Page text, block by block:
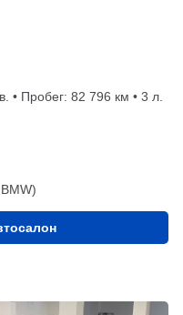
• Пробег: 82 796 км • 3 л.